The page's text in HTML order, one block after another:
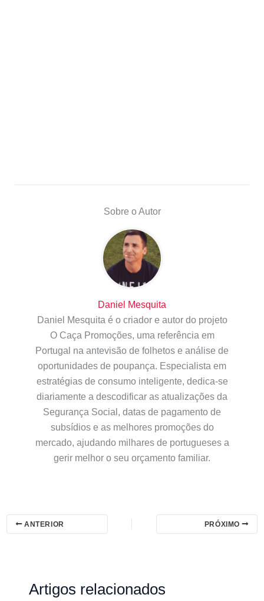
Sobre o Autor
Daniel Mesquita
Daniel Mesquita é o criador e autor do projeto
O Caça Promoções, uma referência em
Portugal na antevisão de folhetos e análise de
oportunidades de poupança. Especialista em
estratégias de consumo inteligente, dedica-se
diariamente a descodificar as atualizações da
Segurança Social, datas de pagamento de
subsídios e as melhores promoções do
mercado, ajudando milhares de portugueses a
gerir melhor o seu orçamento familiar.
ANTERIOR PRÓXIMO
Artigos relacionados